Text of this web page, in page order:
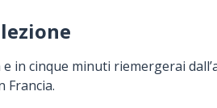
in cinque minuti riemergerai
Francia.